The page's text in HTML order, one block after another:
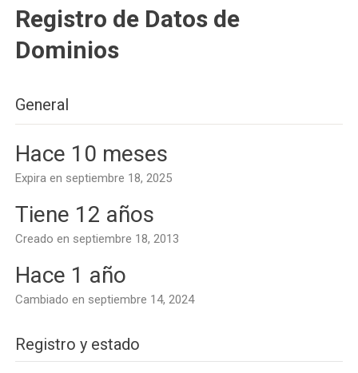
Registro de Datos de
Dominios
General
Hace 10 meses
Expira en septiembre 18, 2025
Tiene 12 años
Creado en septiembre 18, 2013
Hace 1 año
Cambiado en septiembre 14, 2024
Registro y estado